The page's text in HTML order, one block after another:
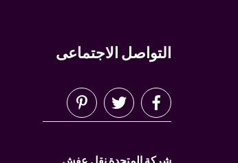
التواصل الاجتماعى